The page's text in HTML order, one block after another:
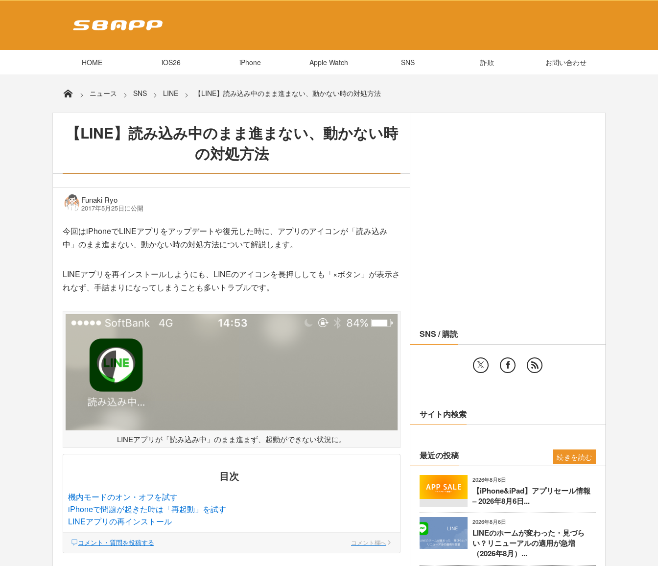
HOME iOS26 iPhone Apple Watch SNS 詐欺 お問い合わせ
ニュース SNS LINE 【LINE】読み込み中のまま進まない、動かない時の対処方法
【LINE】読み込み中のまま進まない、動かない時
の対処方法
Funaki Ryo
2017年5月25日に公開
今回はiPhoneでLINEアプリをアップデートや復元した時に、アプリのアイコンが「読み込み
中」のまま進まない、動かない時の対処方法について解説します。
LINEアプリを再インストールしようにも、LINEのアイコンを長押ししても「×ボタン」が表示さ
れなず、手詰まりになってしまうことも多いトラブルです。
LINEアプリが「読み込み中」のまま進まず、起動ができない状況に。
目次
機内モードのオン・オフを試す
iPhoneで問題が起きた時は「再起動」を試す
LINEアプリの再インストール
コメント・質問を投稿する コメント欄へ
SNS / 購読
サイト内検索
最近の投稿
2026年8月6日
【iPhone&iPad】アプリセール情報
– 2026年8月6日...
2026年8月6日
LINEのホームが変わった・見づら
い？リニューアルの適用が急増
（2026年8月）...
続きを読む